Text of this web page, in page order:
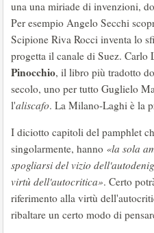
una una miriade di invenzioni,
Per esempio Angelo Secchi
Scipione Riva Rocci inventa lo
progetta il canale di Suez.
Pinocchio, il libro più tradotto
secolo, uno per tutto Guglielo
l'aliscafo. La Milano-Laghi è la
I diciotto capitoli del pamphlet
singolarmente, hanno «la sola
spogliarsi del vizio
virtù dell'autocritica». Certo
riferimento alla virtù
ribaltare un certo modo di